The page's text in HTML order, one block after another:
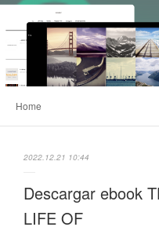
Home
2022.12.21 10:44
Descargar ebook
LIFE OF